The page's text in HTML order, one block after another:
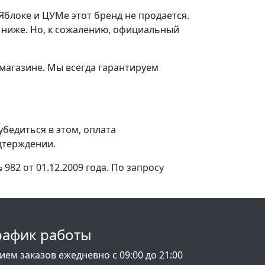
и ЦУМе этот бренд не продается.
ниже. Но, к сожалению, официальный
Мы всегда гарантируем
в этом, оплата
от 01.12.2009 года. По запросу
работы
заказов ежедневно с 09:00 до 21:00